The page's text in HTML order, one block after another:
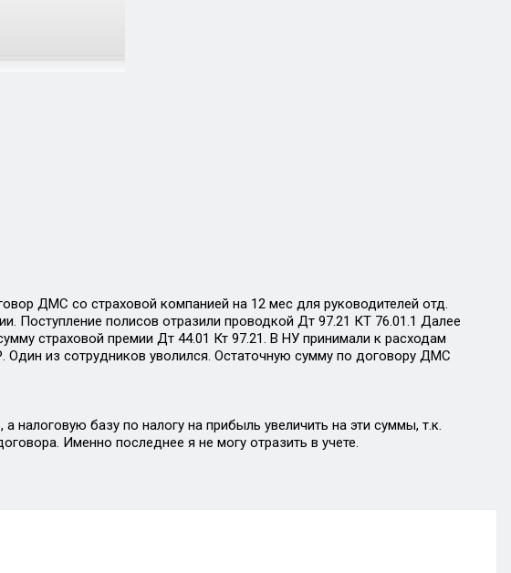
ДМС со страховой компанией на 12 мес для руководителей отд.
Поступление полисов отразили проводкой Дт 97.21 КТ 76.01.1 Далее
страховой премии Дт 44.01 Кт 97.21. В НУ принимали к расходам
из сотрудников уволился. Остаточную сумму по договору ДМС
налоговую базу по налогу на прибыль увеличить на эти суммы, т.к.
Именно последнее я не могу отразить в учете.